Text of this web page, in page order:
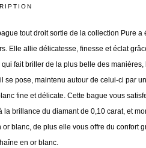
tout droit sortie de la collection Pure a
Elle allie délicatesse, finesse et éclat
qui fait briller de la plus belle des manières,
se pose, maintenu autour de celui-ci par
fine et délicate. Cette bague vous
la brillance du diamant de 0,10 carat, et
or blanc, de plus elle vous offre du confort
en or blanc.